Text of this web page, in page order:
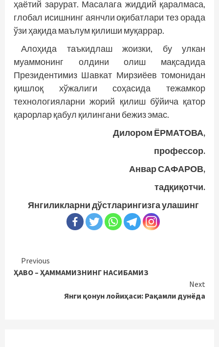
ҳаётий зарурат. Масалага жиддий қаралмаса,
глобал исишнинг аянчли оқибатлари тез орада
ўзи ҳақида маълум қилиши муқаррар.
Алоҳида таъкидлаш жоизки, бу улкан
муаммонинг олдини олиш мақсадида
Президентимиз Шавкат Мирзиёев томонидан
қишлоқ хўжалиги соҳасида тежамкор
технологияларни жорий қилиш бўйича қатор
қарорлар қабул қилингани бежиз эмас.
Дилором ЁРМАТОВА,
профессор.
Анвар САФАРОВ,
тадқиқотчи.
Янгиликларни дўстларингизга улашинг
Continue
Reading
Previous
ҲАВО – ҲАММАМИЗНИНГ НАСИБАМИЗ
Next
Янги қонун лойиҳаси: Рақамли дунёда